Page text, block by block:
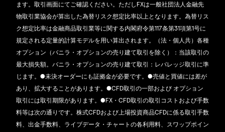
ます。取引画面にてご確認ください。ただしFXは一般社団法人金融先
物取引業協会が算出した為替リスク想定比率以上となります。為替リス
ク想定比率は金融商品取引業等に関する内閣府令第117条第31項第1号に
規定される定量的計算モデルを用い算出されます。（法・個人共）各種
オプション（バニラ・オプションの売り建て取引を除く）：当該取引の
最大損失額。バニラ・オプションの売り建て取引：レバレッジ取引に準
じます。●未決オーダーにも証拠金が必要です。●売値と買値には差が
あり、拡大することがあります。●CFD取引の一部および オプション
取引には取引期限があります。●FX・CFD取引の取引コストおよび手数
料等は次の通りです。株式CFDおよび上場投資商品CFDに係る取引手数
料、出金手数料、ライブデータ・チャートの各利用料、スワップポイン